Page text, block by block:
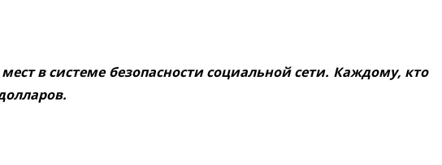
в системе безопасности социальной сети. Каждому, кто